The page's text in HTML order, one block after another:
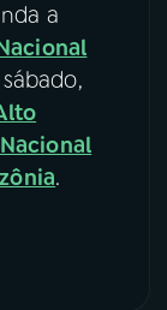
a
Nacional
.